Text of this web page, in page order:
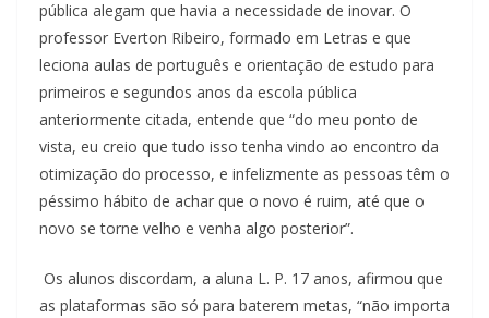
pública alegam que havia a necessidade de inovar. O
professor Everton Ribeiro, formado em Letras e que
leciona aulas de português e orientação de estudo para
primeiros e segundos anos da escola pública
anteriormente citada, entende que “do meu ponto de
vista, eu creio que tudo isso tenha vindo ao encontro da
otimização do processo, e infelizmente as pessoas têm o
péssimo hábito de achar que o novo é ruim, até que o
novo se torne velho e venha algo posterior”.
Os alunos discordam, a aluna L. P. 17 anos, afirmou que
as plataformas são só para baterem metas, “não importa